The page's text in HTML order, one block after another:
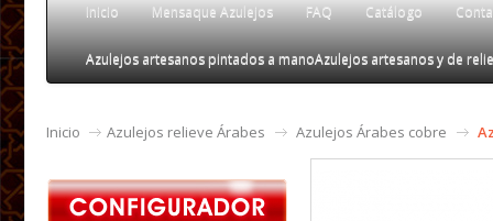
Inicio Mensaque Azulejos FAQ Catálogo
Azulejos artesanos pintados a manoAzulejos artesanos y de
Inicio Azulejos relieve Árabes Azulejos Árabes cobre